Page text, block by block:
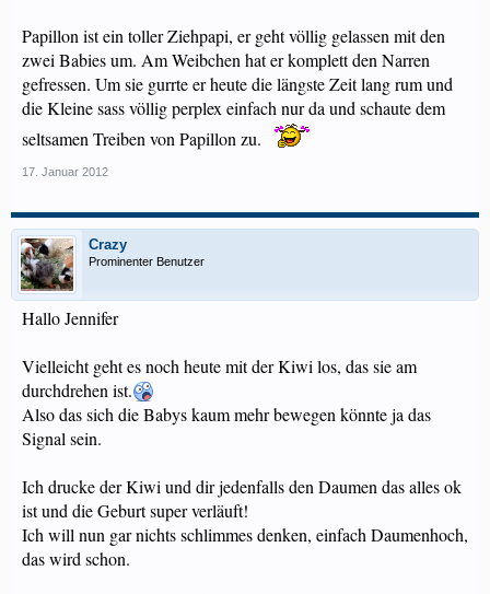
Papillon ist ein toller Ziehpapi, er geht völlig gelassen mit den
zwei Babies um. Am Weibchen hat er komplett den Narren
gefressen. Um sie gurrte er heute die längste Zeit lang rum und
die Kleine sass völlig perplex einfach nur da und schaute dem
seltsamen Treiben von Papillon zu.
17. Januar 2012
Crazy
Prominenter Benutzer
Hallo Jennifer
Vielleicht geht es noch heute mit der Kiwi los, das sie am
durchdrehen ist.
Also das sich die Babys kaum mehr bewegen könnte ja das
Signal sein.
Ich drucke der Kiwi und dir jedenfalls den Daumen das alles ok
ist und die Geburt super verläuft!
Ich will nun gar nichts schlimmes denken, einfach Daumenhoch,
das wird schon.